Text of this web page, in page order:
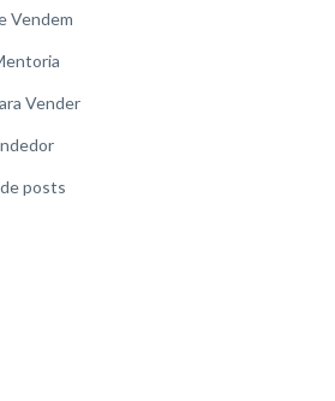
Vendem
Vender
posts